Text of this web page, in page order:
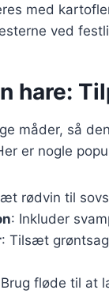
med
ved
hare:
måder, så
er nogle
rødvin til
: Inkluder
: Tilsæt
fløde til at